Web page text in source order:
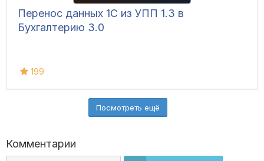
Перенос данных 1С из УПП 1.3 в
Бухгалтерию 3.0
199
Посмотреть ещё
Комментарии